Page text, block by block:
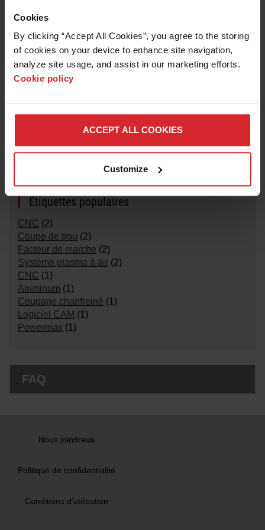
Cookies
By clicking “Accept All Cookies”, you agree to the storing
of cookies on your device to enhance site navigation,
analyze site usage, and assist in our marketing efforts.
Cookie policy
ACCEPT ALL COOKIES
Customize
Types
Étiquettes populaires
CNC (2)
Coupe de trou (2)
Facteur de marche (2)
Système plasma à air (2)
CNC (1)
Aluminum (1)
Coupage chanfreiné (1)
Logiciel CAM (1)
Powermax (1)
FAQ
Nous joindreus
Politique de confidentialité
Conditions d’utilisation